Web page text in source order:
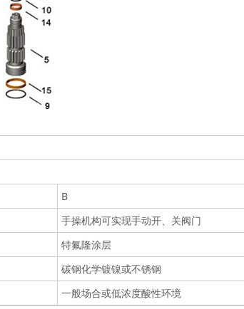
B
手操机构可实现手动开、关阀门
特氟隆涂层
碳钢化学镀镍或不锈钢
一般场合或低浓度酸性环境